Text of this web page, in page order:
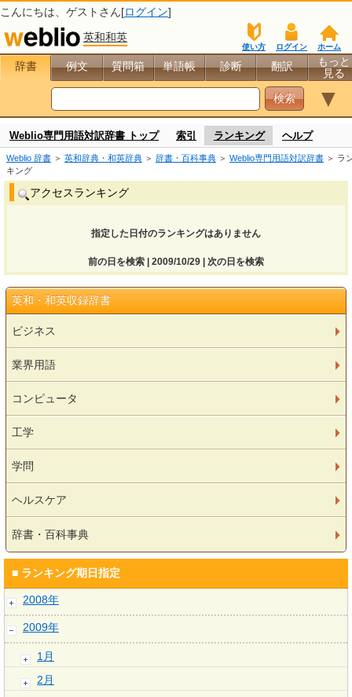
こんにちは、 ゲスト さん[ログイン]
英和和英
ホーム
ログイン
使い方
辞書 例文 質問箱 単語帳 診断 翻訳
もっと
見る
▼
Weblio専門用語対訳辞書 トップ 索引 ランキング ヘルプ
Weblio 辞書 ＞ 英和辞典・和英辞典 ＞ 辞書・百科事典 ＞ Weblio専門用語対訳辞書 ＞ ラ
キング
アクセスランキング
指定した日付のランキングはありません
前の日を検索 | 2009/10/29 | 次の日を検索
英和・和英収録辞書
ビジネス
業界用語
コンピュータ
工学
学問
ヘルスケア
辞書・百科事典
■ ランキング期日指定
2008年
2009年
1月
2月